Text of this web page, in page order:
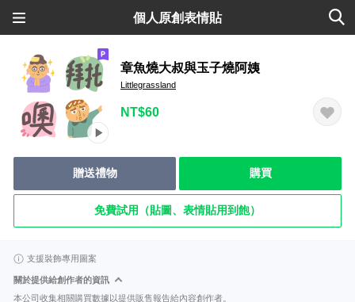
個人原創表情貼
章魚燒大叔與玉子燒阿姨
Littlegrassland
NT$60
贈送禮物 購買
免費試用（貼圖、表情貼用到飽）
支援裝飾專用圖案
關於提供給創作者的資訊
本公司收集相關購買數據以提供販售報告給內容創作者。